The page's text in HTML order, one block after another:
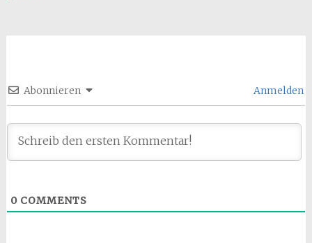
Abonnieren Anmelden
0COMMENTS